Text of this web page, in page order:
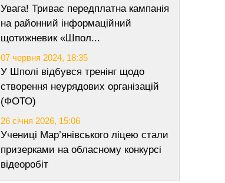
Увага! Триває передплатна кампанія
на районний інформаційний
щотижневик «Шпол...
07 червня 2024, 18:35
У Шполі відбувся тренінг щодо
створення неурядових організацій
(ФОТО)
26 січня 2026, 15:06
Учениці Мар’янівського ліцею стали
призерками на обласному конкурсі
відеоробіт